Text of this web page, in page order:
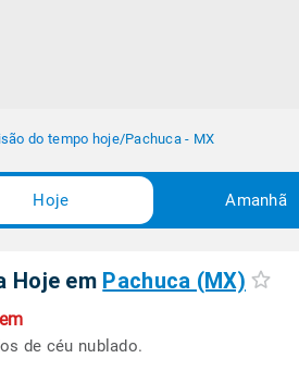
do tempo hoje/Pachuca - MX
Hoje Amanhã
Hoje em Pachuca (MX)
de céu nublado.